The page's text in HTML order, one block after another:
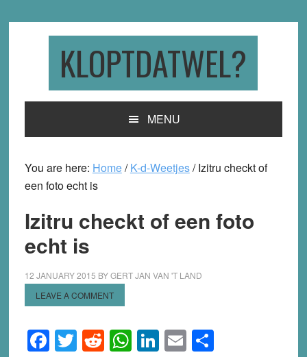
KLOPTDATWEL?
MENU
You are here: Home/ K-d-Weetjes/Izitru checkt of
een foto echt is
Izitru checkt of een foto
echt is
12 JANUARY 2015 BYGERT JAN VAN 'T LAND
LEAVE A COMMENT
Facebook
Twitter
Reddit
WhatsApp
LinkedIn
EmailShare